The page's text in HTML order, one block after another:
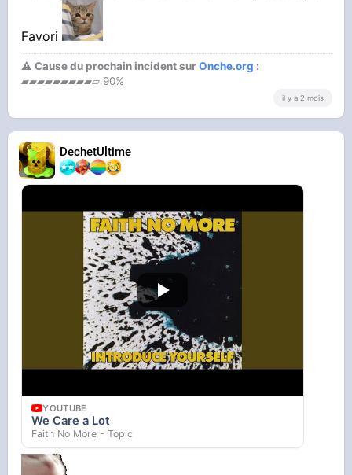
YOUTUBE
Slayyyter - DANCE... (Official Instrumental)
Favori
⚠ Cause du prochain incident surOnche.org :
▰▰▰▰▰▰▰▰▰▱ 90%
il y a 2 mois
DechetUltime
YOUTUBE
We Care a Lot
Faith No More - Topic